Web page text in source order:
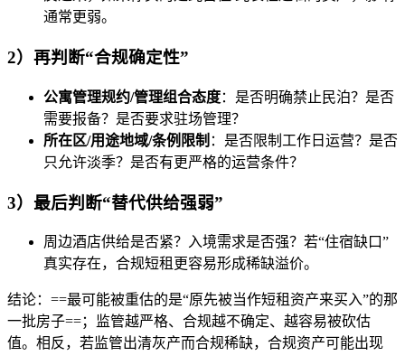
通常更弱。
2）再判断“合规确定性”
公寓管理规约/管理组合态度：是否明确禁止民泊？是否
需要报备？是否要求驻场管理？
所在区/用途地域/条例限制 ：是否限制工作日运营？是否
只允许淡季？是否有更严格的运营条件？
3）最后判断“替代供给强弱”
周边酒店供给是否紧？入境需求是否强？若“住宿缺口”
真实存在，合规短租更容易形成稀缺溢价。
结论：==最可能被重估的是“原先被当作短租资产来买入”的那
一批房子==；监管越严格、合规越不确定、越容易被砍估
值。相反，若监管出清灰产而合规稀缺，合规资产可能出现